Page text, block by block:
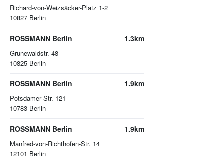
Richard-von-Weizsäcker-Platz 1-2
10827 Berlin
ROSSMANN Berlin
Grunewaldstr. 48
10825 Berlin
1.3km
ROSSMANN Berlin
Potsdamer Str. 121
10783 Berlin
1.9km
ROSSMANN Berlin
Manfred-von-Richthofen-Str. 14
12101 Berlin
1.9km